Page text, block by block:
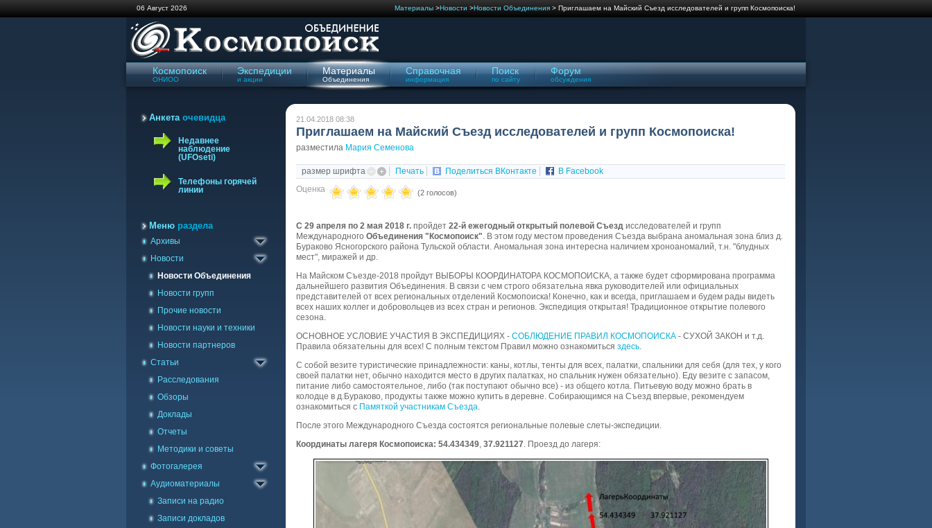
06 Август 2026 Материалы >Новости >Новости Объединения > Приглашаем на Майский Съезд исследователей и групп Космопоиска!
Космопоиск
ОНИОО
Экспедиции
и акции
Материалы
Объединения
Справочная
информация
Поиск
по сайту
Форум
обсуждения
Анкетаочевидца
Недавнее
наблюдение
(UFOseti)
Телефоны горячей
линии
Меню раздела
Архивы
Газета Космопоиск
Архив новостей
Новости
Новости Объединения
Новости групп
Прочие новости
Новости науки и техники
Новости партнеров
Статьи
Расследования
Обзоры
Доклады
Отчеты
Методики и советы
Фотогалерея
Каталог фото
Галерея на карте
Аудиоматериалы
Записи на радио
Записи докладов
21.04.2018 08:38
Приглашаем на Майский Съезд исследователей и групп Космопоиска!
разместила Мария Семенова
размер шрифта Печать Поделиться ВКонтакте
В Facebook
Оценка
(2 голосов)
С 29 апреля по 2 мая 2018 г. пройдет 22-й ежегодный открытый полевой Съезд исследователей и групп
Международного Объединения "Космопоиск". В этом году местом проведения Съезда выбрана аномальная зона близ д.
Бураково Ясногорского района Тульской области. Аномальная зона интересна наличием хроноаномалий, т.н. "блудных
мест", миражей и др.
На Майском Съезде-2018 пройдут ВЫБОРЫ КООРДИНАТОРА КОСМОПОИСКА, а также будет сформирована программа
дальнейшего развития Объединения. В связи с чем строго обязательна явка руководителей или официальных
представителей от всех региональных отделений Космопоиска! Конечно, как и всегда, приглашаем и будем рады видеть
всех наших коллег и добровольцев из всех стран и регионов. Экспедиция открытая! Традиционное открытие полевого
сезона.
ОСНОВНОЕ УСЛОВИЕ УЧАСТИЯ В ЭКСПЕДИЦИЯХ - СОБЛЮДЕНИЕ ПРАВИЛ КОСМОПОИСКА - СУХОЙ ЗАКОН и т.д.
Правила обязательны для всех! С полным текстом Правил можно ознакомиться здесь.
С собой везите туристические принадлежности: каны, котлы, тенты для всех, палатки, спальники для себя (для тех, у кого
своей палатки нет, обычно находится место в других палатках, но спальник нужен обязательно). Еду везите с запасом,
питание либо самостоятельное, либо (так поступают обычно все) - из общего котла. Питьевую воду можно брать в
колодце в д.Бураково, продукты также можно купить в деревне. Собирающимся на Съезд впервые, рекомендуем
ознакомиться с Памяткой участникам Съезда.
После этого Международного Съезда состоятся региональные полевые слеты-экспедиции.
Координаты лагеря Космопоиска: 54.434349, 37.921127. Проезд до лагеря: